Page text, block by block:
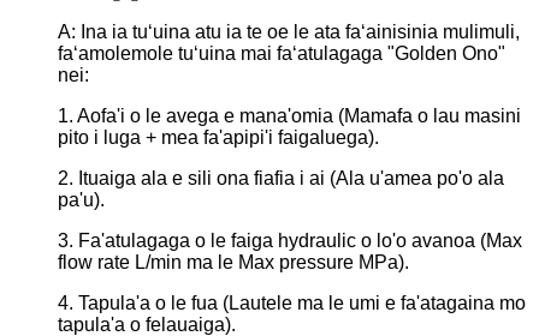
A: Ina ia tuʻuina atu ia te oe le ata faʻainisinia mulimuli,
faʻamolemole tuʻuina mai faʻatulagaga "Golden Ono"
nei:
1. Aofa'i o le avega e mana'omia (Mamafa o lau masini
pito i luga + mea fa'apipi'i faigaluega).
2. Ituaiga ala e sili ona fiafia i ai (Ala u'amea po'o ala
pa'u).
3. Fa'atulagaga o le faiga hydraulic o lo'o avanoa (Max
flow rate L/min ma le Max pressure MPa).
4. Tapula'a o le fua (Lautele ma le umi e fa'atagaina mo
tapula'a o felauaiga).